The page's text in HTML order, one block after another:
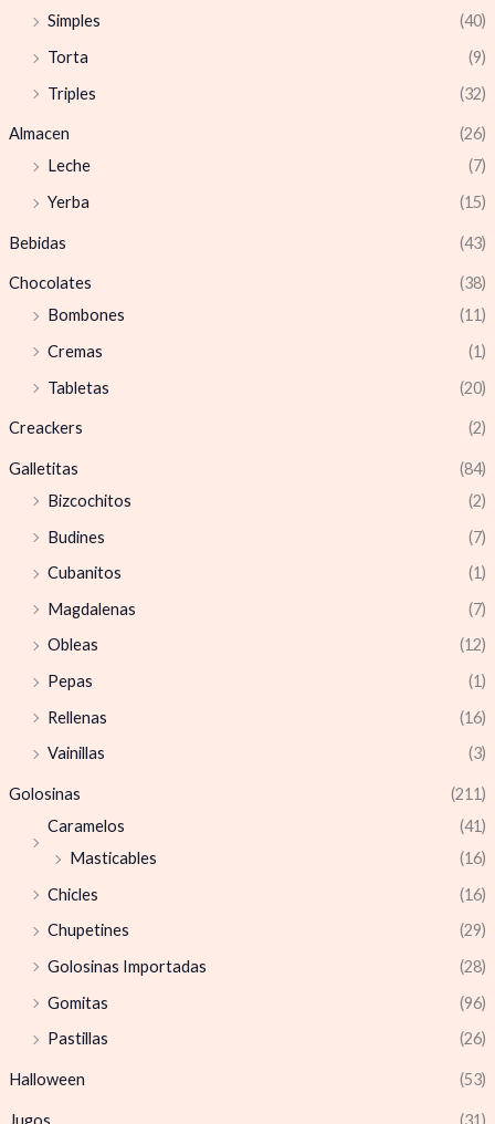
Simples
(40)
Torta
(9)
Triples
(32)
Almacen
(26)
Leche
(7)
Yerba
(15)
Bebidas (43)
Chocolates
(38)
Bombones
(11)
Cremas
(1)
Tabletas
(20)
Creackers (2)
Galletitas
(84)
Bizcochitos
(2)
Budines
(7)
Cubanitos
(1)
Magdalenas
(7)
Obleas
(12)
Pepas
(1)
Rellenas
(16)
Vainillas
(3)
Golosinas
(211)
Caramelos
(41)
Masticables
(16)
Chicles
(16)
Chupetines
(29)
Golosinas Importadas
(28)
Gomitas
(96)
Pastillas
(26)
Halloween (53)
Jugos (31)